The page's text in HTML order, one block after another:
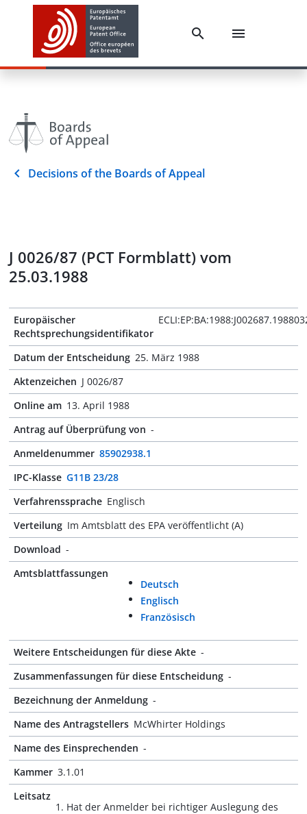
Decisions of the Boards of Appeal
J 0026/87 (PCT Formblatt) vom
25.03.1988
Europäischer
Rechtsprechungsidentifikator
Datum der Entscheidung 25. März 1988
Aktenzeichen J 0026/87
Online am 13. April 1988
Antrag auf Überprüfung von -
Anmeldenummer 85902938.1
IPC-Klasse G11B 23/28
Verfahrenssprache Englisch
Verteilung Im Amtsblatt des EPA veröffentlicht (A)
Download -
Amtsblattfassungen
Deutsch
Englisch
Französisch
Weitere Entscheidungen für diese Akte -
Zusammenfassungen für diese Entscheidung -
Bezeichnung der Anmeldung -
Name des Antragstellers McWhirter Holdings
Name des Einsprechenden -
Kammer 3.1.01
Leitsatz
1. Hat der Anmelder bei richtiger Auslegung des